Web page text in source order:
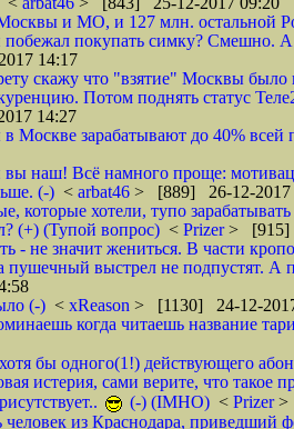
и МО, и 127 млн. остальной
покупать симку? Смешно. А
14:17
скажу что "взятие" Москвы
Потом поднять статус
14:27
Москве зарабатывают до 40% всей
наш! Всё намного проще:
(-) < arbat46 > [889] 26-12-2017
которые хотели, тупо
(+) (Тупой вопрос) < Prizer> [915]
- не значит жениться. В части
пушечный выстрел не подпустят. А
(-) < xReason > [1130] 24-12-
когда читаешь название
бы одного(1!) действующего
истерия, сами верите, что такое
(-) (IMHO) < Prizer>
из Краснодара, приведший